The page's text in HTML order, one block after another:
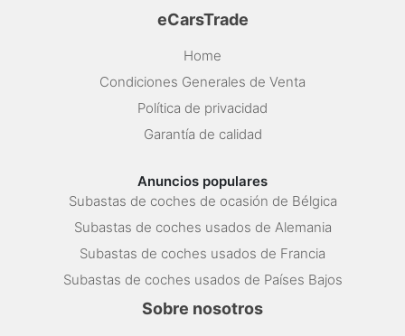
eCarsTrade
Home
Condiciones Generales de Venta
Política de privacidad
Garantía de calidad
Anuncios populares
Subastas de coches de ocasión de Bélgica
Subastas de coches usados de Alemania
Subastas de coches usados de Francia
Subastas de coches usados de Países Bajos
Sobre nosotros